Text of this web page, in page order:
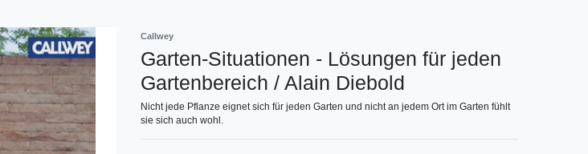
Callwey
Garten-Situationen - Lösungen für jeden
Gartenbereich / Alain Diebold
Nicht jede Pflanze eignet sich für jeden Garten und nicht an jedem Ort im Garten fühlt
sie sich auch wohl.